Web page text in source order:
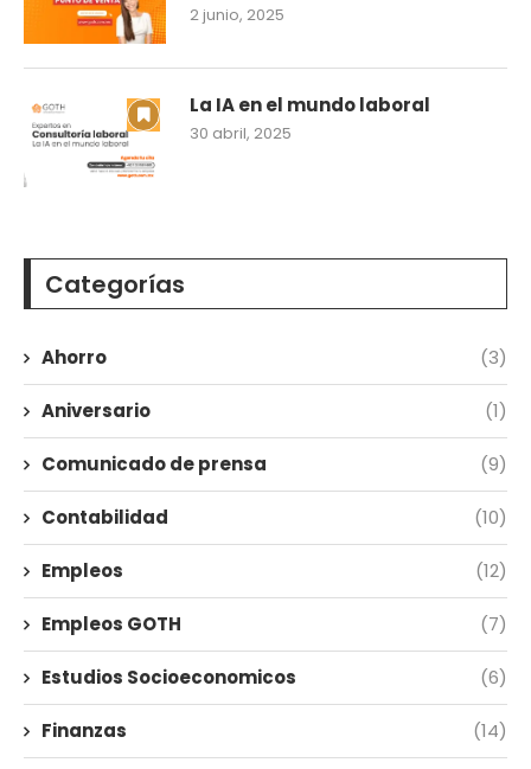
2 junio, 2025
La IA en el mundo laboral
30 abril, 2025
Categorías
Ahorro (3)
Aniversario (1)
Comunicado de prensa (9)
Contabilidad (10)
Empleos (12)
Empleos GOTH (7)
Estudios Socioeconomicos (6)
Finanzas (14)